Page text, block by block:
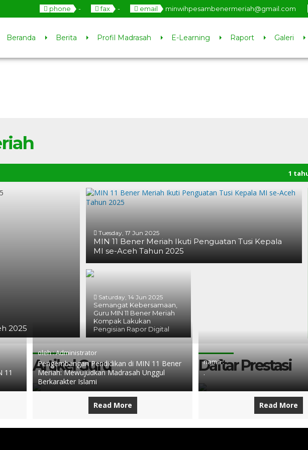
phone - fax - email minwihpesambenermeriah@gmail.com
Beranda Berita Profil Madrasah E-Learning Raport Galeri
1 tahun
2025
Tuesday, 17 Jun 2025
MIN 11 Bener Meriah Ikuti Penguatan Tusi Kepala
MI se-Aceh Tahun 2025
Saturday, 14 Jun 2025
Semangat Kebersamaan,
Guru MIN 11 Bener Meriah
Kompak Lakukan
Pengisian Rapor Digital
11
Artikel Guru
oleh : Administrator
Pengembangan Pendidikan di MIN 11 Bener
Meriah: Mewujudkan Madrasah Unggul
Berkarakter Islami
Read More
Daftar Prestasi
nama :
.
Read More